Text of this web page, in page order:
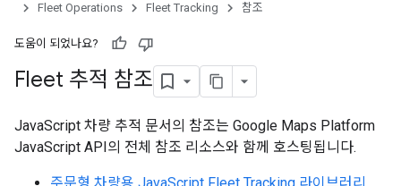
Fleet Operations
Fleet Tracking 참조
도움이 되었나요?
Fleet 추적 참조
JavaScript 차량 추적 문서의 참조는 Google Maps Platform
JavaScript API의 전체 참조 리소스와 함께 호스팅됩니다.